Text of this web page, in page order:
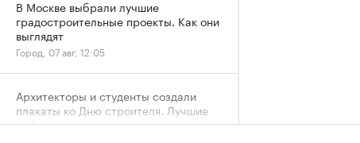
В Москве выбрали лучшие
градостроительные проекты. Как они
выглядят
Город, 07 авг, 12:05
Архитекторы и студенты создали
плакаты ко Дню строителя. Лучшие
работы